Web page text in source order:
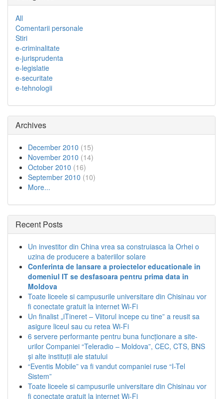
All
Comentarii personale
Stiri
e-criminalitate
e-jurisprudenta
e-legislatie
e-securitate
e-tehnologii
Archives
December 2010 (15)
November 2010 (14)
October 2010 (16)
September 2010 (10)
More...
Recent Posts
Un investitor din China vrea sa construiasca la Orhei o
uzina de producere a bateriilor solare
Conferinta de lansare a proiectelor educationale in
domeniul IT se desfasoara pentru prima data in
Moldova
Toate liceele si campusurile universitare din Chisinau vor
fi conectate gratuit la internet Wi-Fi
Un finalist „iTineret – Viitorul incepe cu tine” a reusit sa
asigure liceul sau cu retea Wi-Fi
6 servere performante pentru buna funcționare a site-
urilor Companiei “Teleradio – Moldova”, CEC, CTS, BNS
și alte instituții ale statului
“Eventis Mobile” va fi vandut companiei ruse “I-Tel
Sistem”
Toate liceele si campusurile universitare din Chisinau vor
fi conectate gratuit la internet Wi-Fi